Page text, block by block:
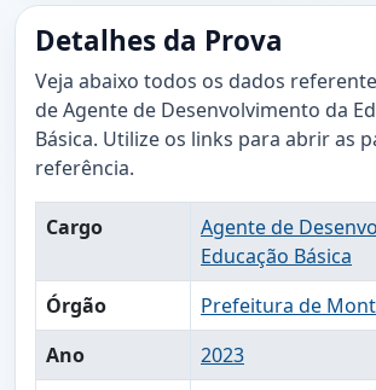
Detalhes da Prova
Veja abaixo todos os dados
de Agente de Desenvolvimento da
Básica. Utilize os links para abrir as
referência.
Cargo
Agente de
Educação Básica
Órgão
Prefeitura de
Ano
2023